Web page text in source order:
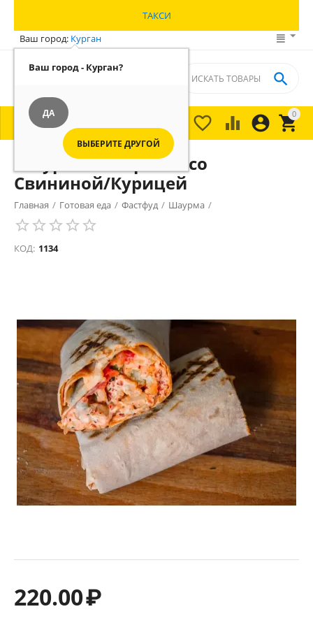
ТАКСИ
Ваш город: Курган
Ваш город - Курган?
ДА
ВЫБЕРИТЕ ДРУГОЙ
0


 

 МЕНЮ
Шаурма "Паприка" со
Свининой/Курицей
Главная / Готовая еда / Фастфуд / Шаурма /
КОД: 1134
220.00₽